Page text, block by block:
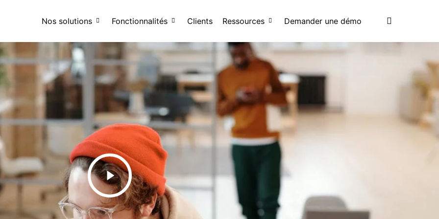
Nos solutions Fonctionnalités Clients Ressources Demander une démo search
Play
Video